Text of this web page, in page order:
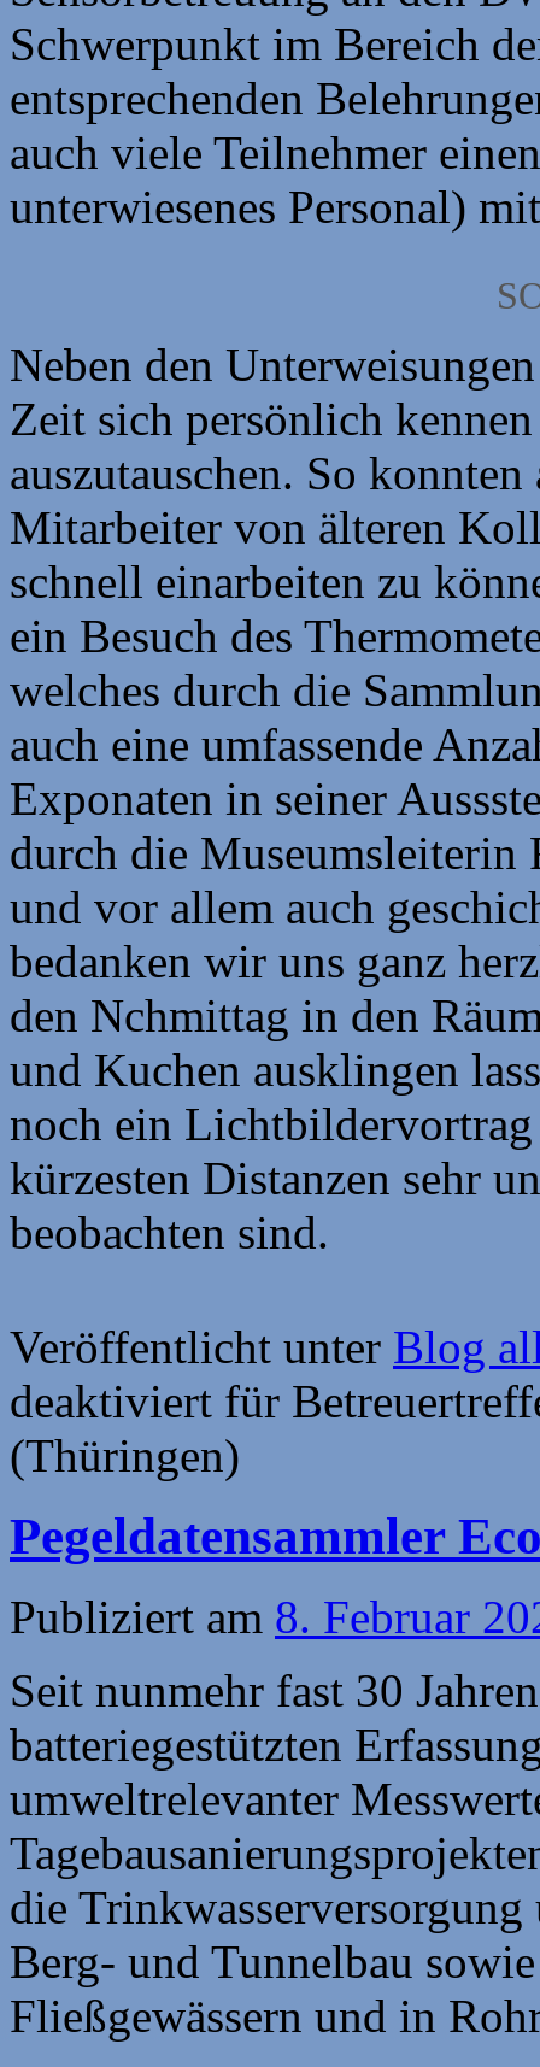
Schwerpunkt im Bereich
entsprechenden
auch viele Teilnehmer
unterwiesenes Personal)
Neben den
Zeit sich persönlich
auszutauschen. So
Mitarbeiter von älteren
schnell einarbeiten zu
ein Besuch des
welches durch die
auch eine umfassende
Exponaten in seiner
durch die Museumsleiterin
und vor allem auch
bedanken wir uns ganz
den Nchmittag in den
und Kuchen ausklingen
noch ein
kürzesten Distanzen sehr
beobachten sind.
Veröffentlicht unter Blog
deaktiviert für
(Thüringen)
Pegeldatensammler
Publiziert am 8. Februar
Seit nunmehr fast 30
batteriegestützten
umweltrelevanter
die
Berg- und Tunnelbau
Fließgewässern und in